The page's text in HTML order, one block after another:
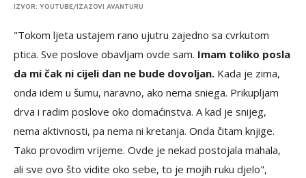
IZVOR: YOUTUBE/IZAZOVI AVANTURU
"Tokom ljeta ustajem rano ujutru zajedno sa cvrkutom
ptica. Sve poslove obavljam ovde sam. Imam toliko posla
da mi čak ni cijeli dan ne bude dovoljan. Kada je zima,
onda idem u šumu, naravno, ako nema sniega. Prikupljam
drva i radim poslove oko domaćinstva. A kad je snijeg,
nema aktivnosti, pa nema ni kretanja. Onda čitam knjige.
Tako provodim vrijeme. Ovde je nekad postojala mahala,
ali sve ovo što vidite oko sebe, to je mojih ruku djelo",